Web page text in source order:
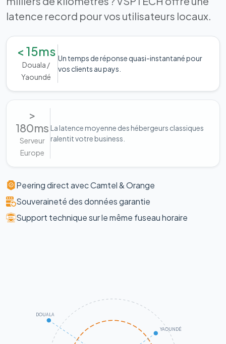
latence record pour vos utilisateurs locaux.
< 15ms
Douala /
Yaoundé
Un temps de réponse quasi-instantané pour
vos clients au pays.
>
180ms
Serveur
Europe
La latence moyenne des hébergeurs classiques
ralentit votre business.
Peering direct avec Camtel & Orange
Souveraineté des données garantie
Support technique sur le même fuseau horaire
DOUALA
YAOUNDÉ